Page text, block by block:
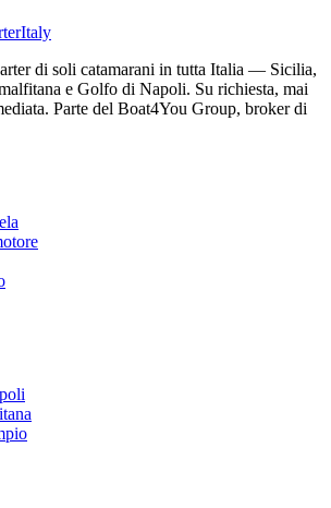
Italy
di soli catamarani in tutta Italia — Sicilia,
e Golfo di Napoli. Su richiesta, mai
Parte del Boat4You Group, broker di